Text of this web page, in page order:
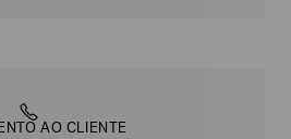
AO CLIENTE